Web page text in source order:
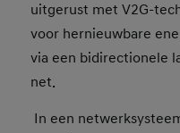
uitgerust met V2G-
voor hernieuwbare
via een bidirectionele
net.
In een